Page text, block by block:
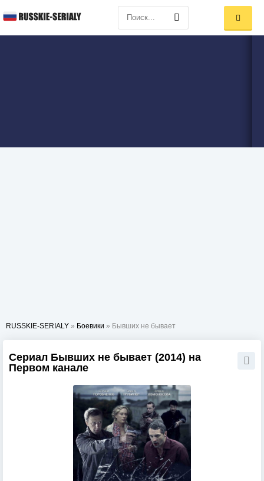
RUSSKIE-SERIALY » Боевики » Бывших не бывает
Сериал Бывших не бывает (2014) на
Первом канале